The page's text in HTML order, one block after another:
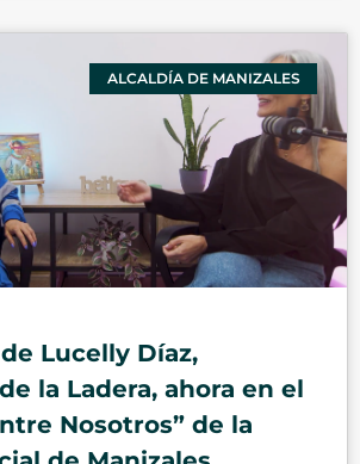
ALCALDÍA DE MANIZALES
Lucelly Díaz,
la Ladera, ahora en el
Nosotros” de la